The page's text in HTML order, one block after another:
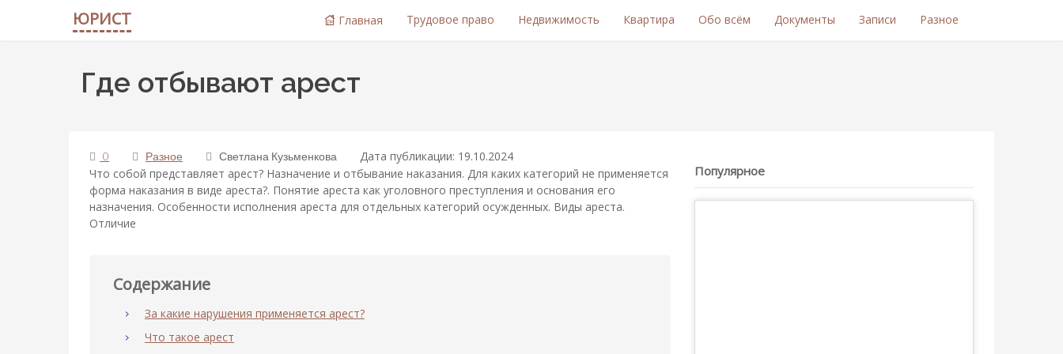
ЮРИСТ Главная Трудовое право Недвижимость Квартира Обо всём Документы Записи Разное
Где отбывают арест
0 Разное Светлана Кузьменкова
Дата публикации: 19.10.2024
Что собой представляет арест? Назначение и отбывание наказания. Для каких категорий не применяется
форма наказания в виде ареста?. Понятие ареста как уголовного преступления и основания его
назначения. Особенности исполнения ареста для отдельных категорий осужденных. Виды ареста.
Отличие
Содержание
За какие нарушения применяется арест?
Что такое арест
Популярное